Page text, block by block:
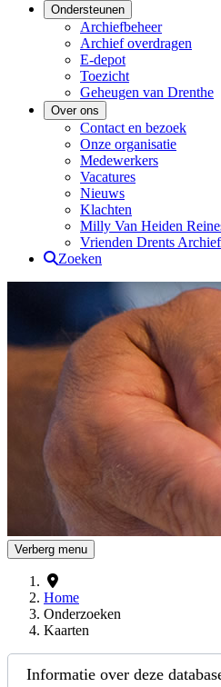
Ondersteunen
Archiefbeheer
Archief overdragen
E-depot
Toezicht
Geheugen van Drenthe
Over ons
Contact en bezoek
Onze organisatie
Medewerkers
Vacatures
Nieuws
Klachten
Milly Van Heiden
Vrienden Drents Archief
Zoeken
Drents Archief
Verberg menu
Home
Onderzoeken
Kaarten
Informatie over deze